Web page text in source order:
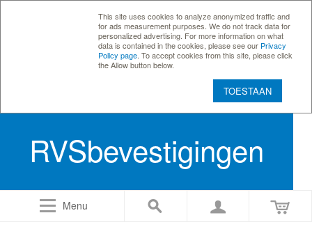
This site uses cookies to analyze anonymized traffic and
for ads measurement purposes. We do not track data for
personalized advertising. For more information on what
data is contained in the cookies, please see our Privacy
Policy page . To accept cookies from this site, please click
the Allow button below.
TOESTAAN
RVSbevestigingen
Menu